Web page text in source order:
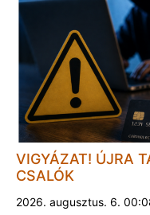
VIGYÁZAT! ÚJRA
CSALÓK
2026. augusztus. 6.